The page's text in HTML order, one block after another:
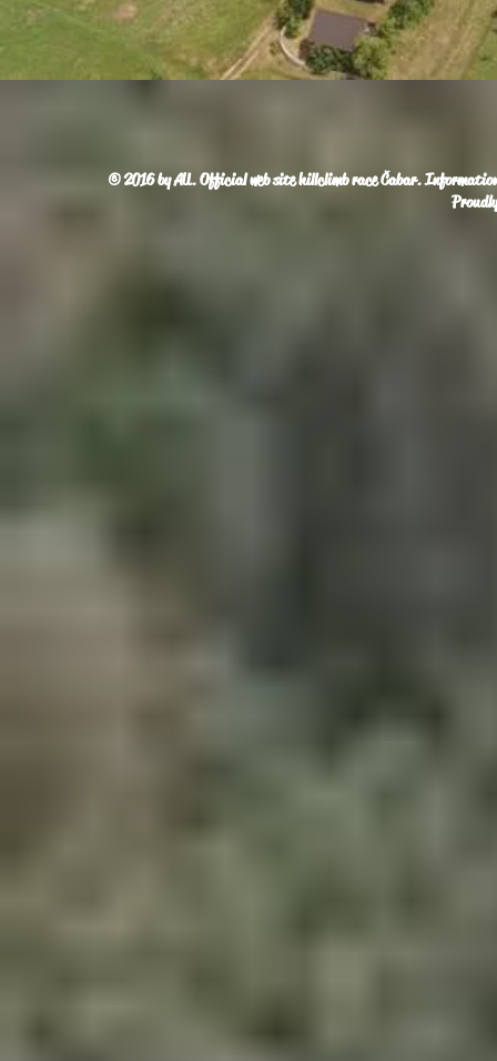
© 2016 by AU. Official web site hillclimb race Čabar.